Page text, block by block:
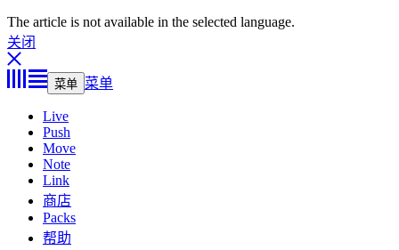
The article is not available in the selected language.
关闭
菜单 菜单
Live
Push
Move
Note
Link
商店
Packs
帮助